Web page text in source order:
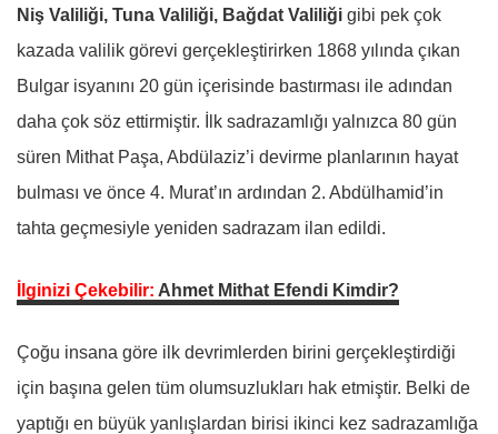
Niş Valiliği, Tuna Valiliği, Bağdat Valiliği gibi pek çok
kazada valilik görevi gerçekleştirirken 1868 yılında çıkan
Bulgar isyanını 20 gün içerisinde bastırması ile adından
daha çok söz ettirmiştir. İlk sadrazamlığı yalnızca 80 gün
süren Mithat Paşa, Abdülaziz’i devirme planlarının hayat
bulması ve önce 4. Murat’ın ardından 2. Abdülhamid’in
tahta geçmesiyle yeniden sadrazam ilan edildi.
İlginizi Çekebilir: Ahmet Mithat Efendi Kimdir?
Çoğu insana göre ilk devrimlerden birini gerçekleştirdiği
için başına gelen tüm olumsuzlukları hak etmiştir. Belki de
yaptığı en büyük yanlışlardan birisi ikinci kez sadrazamlığa